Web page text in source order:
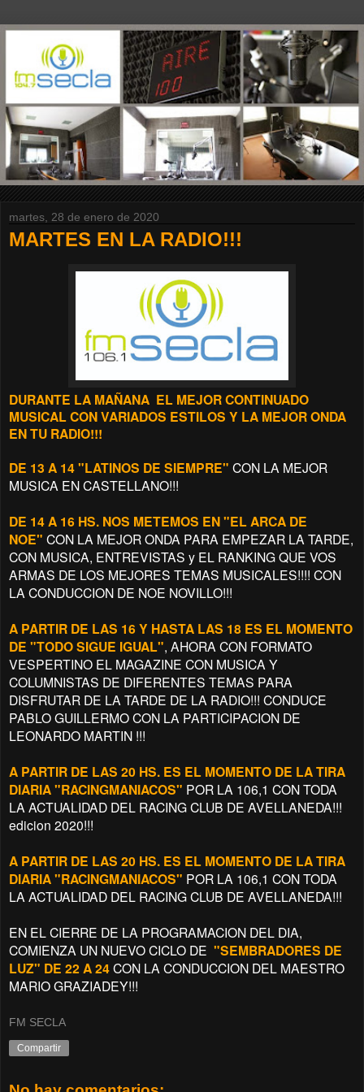
martes, 28 de enero de 2020
MARTES EN LA RADIO!!!
DURANTE LA MAÑANA EL MEJOR CONTINUADO
MUSICAL CON VARIADOS ESTILOS Y LA MEJOR ONDA
EN TU RADIO!!!
DE 13 A 14 "LATINOS DE SIEMPRE" CON LA MEJOR
MUSICA EN CASTELLANO!!!
DE 14 A 16 HS. NOS METEMOS EN "EL ARCA DE
NOE" CON LA MEJOR ONDA PARA EMPEZAR LA TARDE,
CON MUSICA, ENTREVISTAS y EL RANKING QUE VOS
ARMAS DE LOS MEJORES TEMAS MUSICALES!!!! CON
LA CONDUCCION DE NOE NOVILLO!!!
A PARTIR DE LAS 16 Y HASTA LAS 18 ES EL MOMENTO
DE "TODO SIGUE IGUAL", AHORA CON FORMATO
VESPERTINO EL MAGAZINE CON MUSICA Y
COLUMNISTAS DE DIFERENTES TEMAS PARA
DISFRUTAR DE LA TARDE DE LA RADIO!!! CONDUCE
PABLO GUILLERMO CON LA PARTICIPACION DE
LEONARDO MARTIN !!!
A PARTIR DE LAS 20 HS. ES EL MOMENTO DE LA TIRA
DIARIA "RACINGMANIACOS" POR LA 106,1 CON TODA
LA ACTUALIDAD DEL RACING CLUB DE AVELLANEDA!!!
edicion 2020!!!
A PARTIR DE LAS 20 HS. ES EL MOMENTO DE LA TIRA
DIARIA "RACINGMANIACOS" POR LA 106,1 CON TODA
LA ACTUALIDAD DEL RACING CLUB DE AVELLANEDA!!!
EN EL CIERRE DE LA PROGRAMACION DEL DIA,
COMIENZA UN NUEVO CICLO DE "SEMBRADORES DE
LUZ" DE 22 A 24CON LA CONDUCCION DEL MAESTRO
MARIO GRAZIADEY!!!
FM SECLA
Compartir